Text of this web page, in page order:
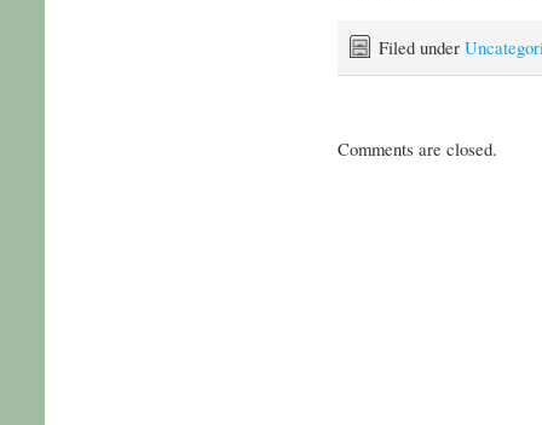
Filed under
Comments are closed.